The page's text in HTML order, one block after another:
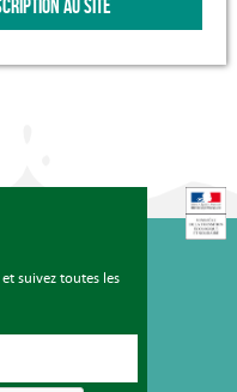
AU SITE
suivez toutes les